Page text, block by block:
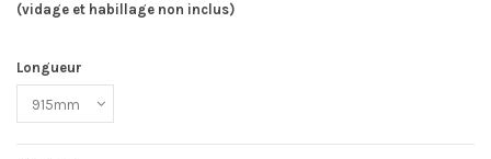
(vidage et habillage non inclus)
Longueur